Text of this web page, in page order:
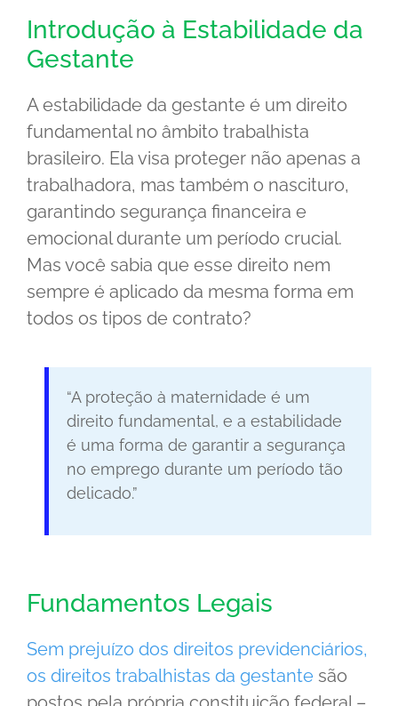
Introdução à Estabilidade da
Gestante
A estabilidade da gestante é um direito
fundamental no âmbito trabalhista
brasileiro. Ela visa proteger não apenas a
trabalhadora, mas também o nascituro,
garantindo segurança financeira e
emocional durante um período crucial.
Mas você sabia que esse direito nem
sempre é aplicado da mesma forma em
todos os tipos de contrato?
“A proteção à maternidade é um
direito fundamental, e a estabilidade
é uma forma de garantir a segurança
no emprego durante um período tão
delicado.”
Fundamentos Legais
Sem prejuízo dos direitos previdenciários,
os direitos trabalhistas da gestante são